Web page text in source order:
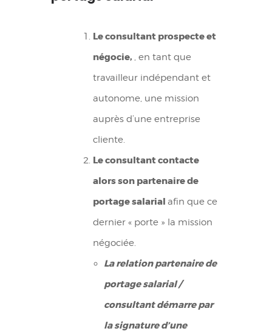
Le consultant prospecte et
négocie, , en tant que
travailleur indépendant et
autonome, une mission
auprès d’une entreprise
cliente.
Le consultant contacte
alors son partenaire de
portage salarialafin que ce
dernier « porte » la mission
négociée.
La relation partenaire de
portage salarial /
consultant démarre par
la signature d’une